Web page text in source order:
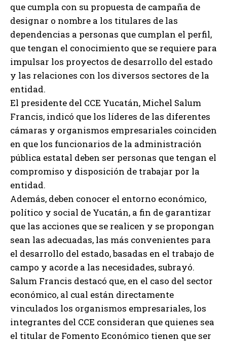
que cumpla con su propuesta de campaña de
designar o nombre a los titulares de las
dependencias a personas que cumplan el perfil,
que tengan el conocimiento que se requiere para
impulsar los proyectos de desarrollo del estado
y las relaciones con los diversos sectores de la
entidad.
El presidente del CCE Yucatán, Michel Salum
Francis, indicó que los líderes de las diferentes
cámaras y organismos empresariales coinciden
en que los funcionarios de la administración
pública estatal deben ser personas que tengan el
compromiso y disposición de trabajar por la
entidad.
Además, deben conocer el entorno económico,
político y social de Yucatán, a fin de garantizar
que las acciones que se realicen y se propongan
sean las adecuadas, las más convenientes para
el desarrollo del estado, basadas en el trabajo de
campo y acorde a las necesidades, subrayó.
Salum Francis destacó que, en el caso del sector
económico, al cual están directamente
vinculados los organismos empresariales, los
integrantes del CCE consideran que quienes sea
el titular de Fomento Económico tienen que ser